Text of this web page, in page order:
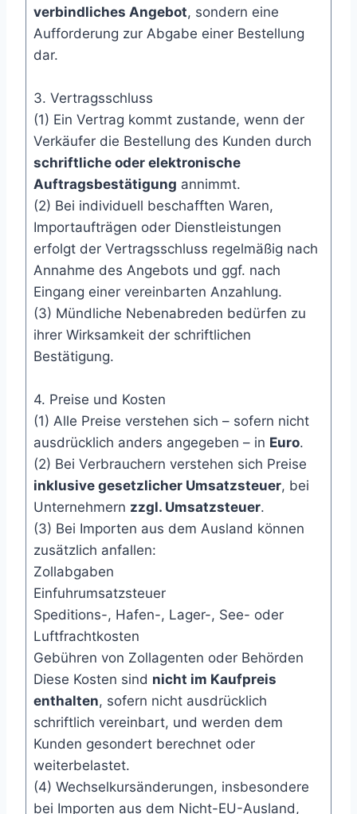
verbindliches Angebot, sondern eine
Aufforderung zur Abgabe einer Bestellung
dar.
3. Vertragsschluss
(1) Ein Vertrag kommt zustande, wenn der
Verkäufer die Bestellung des Kunden durch
schriftliche oder elektronische
Auftragsbestätigung annimmt.
(2) Bei individuell beschafften Waren,
Importaufträgen oder Dienstleistungen
erfolgt der Vertragsschluss regelmäßig nach
Annahme des Angebots und ggf. nach
Eingang einer vereinbarten Anzahlung.
(3) Mündliche Nebenabreden bedürfen zu
ihrer Wirksamkeit der schriftlichen
Bestätigung.
4. Preise und Kosten
(1) Alle Preise verstehen sich – sofern nicht
ausdrücklich anders angegeben – in Euro.
(2) Bei Verbrauchern verstehen sich Preise
inklusive gesetzlicher Umsatzsteuer, bei
Unternehmern zzgl. Umsatzsteuer.
(3) Bei Importen aus dem Ausland können
zusätzlich anfallen:
Zollabgaben
Einfuhrumsatzsteuer
Speditions-, Hafen-, Lager-, See- oder
Luftfrachtkosten
Gebühren von Zollagenten oder Behörden
Diese Kosten sind nicht im Kaufpreis
enthalten, sofern nicht ausdrücklich
schriftlich vereinbart, und werden dem
Kunden gesondert berechnet oder
weiterbelastet.
(4) Wechselkursänderungen, insbesondere
bei Importen aus dem Nicht-EU-Ausland,